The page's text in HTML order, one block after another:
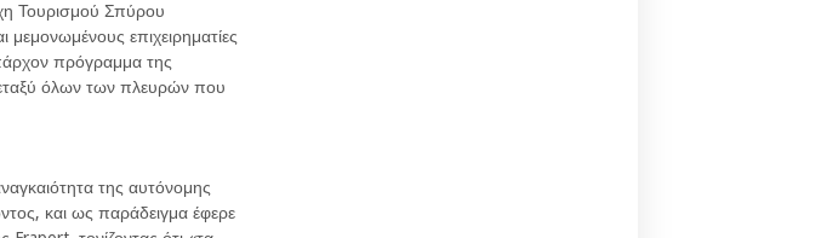
Τουρισμού Σπύρου
επιχειρηματίες
πρόγραμμα της
όλων των πλευρών που
της αυτόνομης
και ως παράδειγμα έφερε